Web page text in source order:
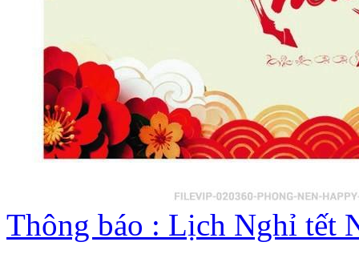
Thông báo : Lịch Nghỉ tết